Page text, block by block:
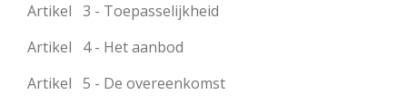
Artikel 3 - Toepasselijkheid
Artikel 4 - Het aanbod
Artikel 5 - De overeenkomst